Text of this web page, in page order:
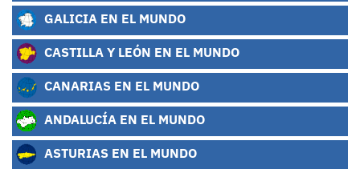
GALICIA EN EL MUNDO
CASTILLA Y LEÓN EN EL MUNDO
CANARIAS EN EL MUNDO
ANDALUCÍA EN EL MUNDO
ASTURIAS EN EL MUNDO